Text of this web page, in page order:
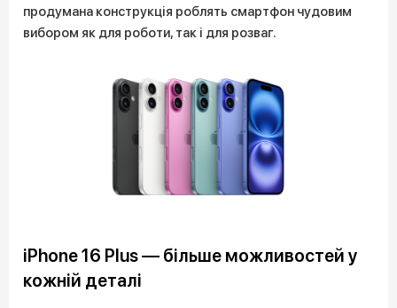
продумана конструкція роблять смартфон чудовим
вибором як для роботи, так і для розваг.
iPhone 16 Plus — більше можливостей у
кожній деталі